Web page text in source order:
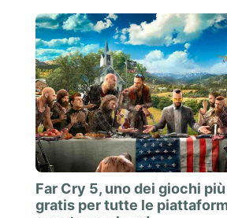
Far Cry 5, uno dei giochi
gratis per tutte le